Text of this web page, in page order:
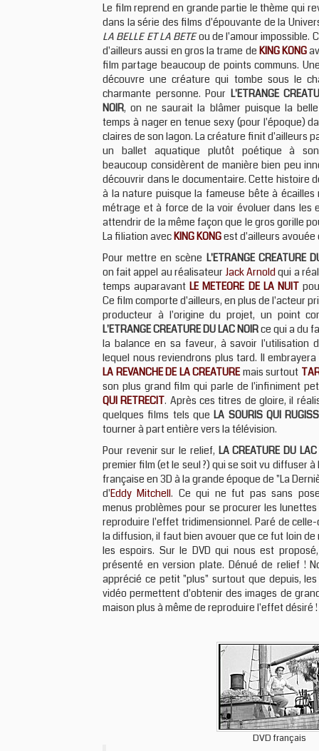
Le film reprend en grande partie le thème qui
dans la série des films d'épouvante de la
LA BELLE ET LA BETEou de l'amour impossible.
d'ailleurs aussi en gros la trame de KING KONG
film partage beaucoup de points communs.
découvre une créature qui tombe sous le
charmante personne. Pour L'ETRANGE
NOIR, on ne saurait la blâmer puisque la
temps à nager en tenue sexy (pour l'époque)
claires de son lagon. La créature finit d'ailleurs
un ballet aquatique plutôt poétique à
beaucoup considèrent de manière bien peu
découvrir dans le documentaire. Cette histoire
à la nature puisque la fameuse bête à
métrage et à force de la voir évoluer dans
attendrir de la même façon que le gros gorille
La filiation avecKING KONGest d'ailleurs avouée
Pour mettre en scène L'ETRANGE CREATURE
on fait appel au réalisateur Jack Arnold qui a
temps auparavantLE METEORE DE LA NUIT
Ce film comporte d'ailleurs, en plus de l'acteur
producteur à l'origine du projet, un point
L'ETRANGE CREATURE DU LAC NOIRce qui a du
la balance en sa faveur, à savoir l'utilisation
lequel nous reviendrons plus tard. Il
LA REVANCHE DE LA CREATUREmais surtout
son plus grand film qui parle de l'infiniment
QUI RETRECIT. Après ces titres de gloire, il
quelques films tels queLA SOURIS QUI
tourner à part entière vers la télévision.
Pour revenir sur le relief, LA CREATURE DU
premier film (et le seul ?) qui se soit vu diffuser
française en 3D à la grande époque de "La
d'Eddy Mitchell. Ce qui ne fut pas sans
menus problèmes pour se procurer les
reproduire l'effet tridimensionnel. Paré de
la diffusion, il faut bien avouer que ce fut loin de
les espoirs. Sur le DVD qui nous est
présenté en version plate. Dénué de relief !
apprécié ce petit "plus" surtout que depuis,
vidéo permettent d'obtenir des images de
maison plus à même de reproduire l'effet désiré !
DVD français